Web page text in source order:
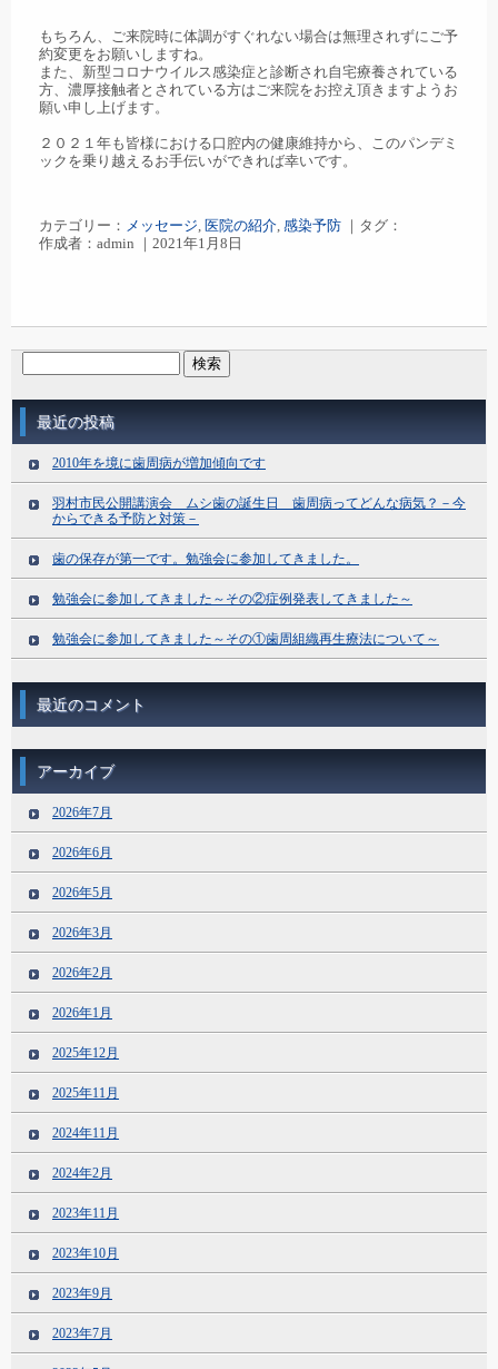
もちろん、ご来院時に体調がすぐれない場合は無理されずにご予
約変更をお願いしますね。
また、新型コロナウイルス感染症と診断され自宅療養されている
方、濃厚接触者とされている方はご来院をお控え頂きますようお
願い申し上げます。
２０２１年も皆様における口腔内の健康維持から、このパンデミ
ックを乗り越えるお手伝いができれば幸いです。
カテゴリー： メッセージ, 医院の紹介, 感染予防 ｜タグ：
作成者：admin ｜2021年1月8日
最近の投稿
2010年を境に歯周病が増加傾向です
羽村市民公開講演会 ムシ歯の誕生日 歯周病ってどんな病気？－今
からできる予防と対策－
歯の保存が第一です。勉強会に参加してきました。
勉強会に参加してきました～その②症例発表してきました～
勉強会に参加してきました～その①歯周組織再生療法について～
最近のコメント
アーカイブ
2026年7月
2026年6月
2026年5月
2026年3月
2026年2月
2026年1月
2025年12月
2025年11月
2024年11月
2024年2月
2023年11月
2023年10月
2023年9月
2023年7月